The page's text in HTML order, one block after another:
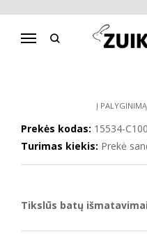
Navigacija
Pagrindinis CANVAS
CANVAS BATAI
Į PALYGINIMĄ
Prekės kodas: 15534-
Turimas kiekis: Prekė
Tikslūs batų